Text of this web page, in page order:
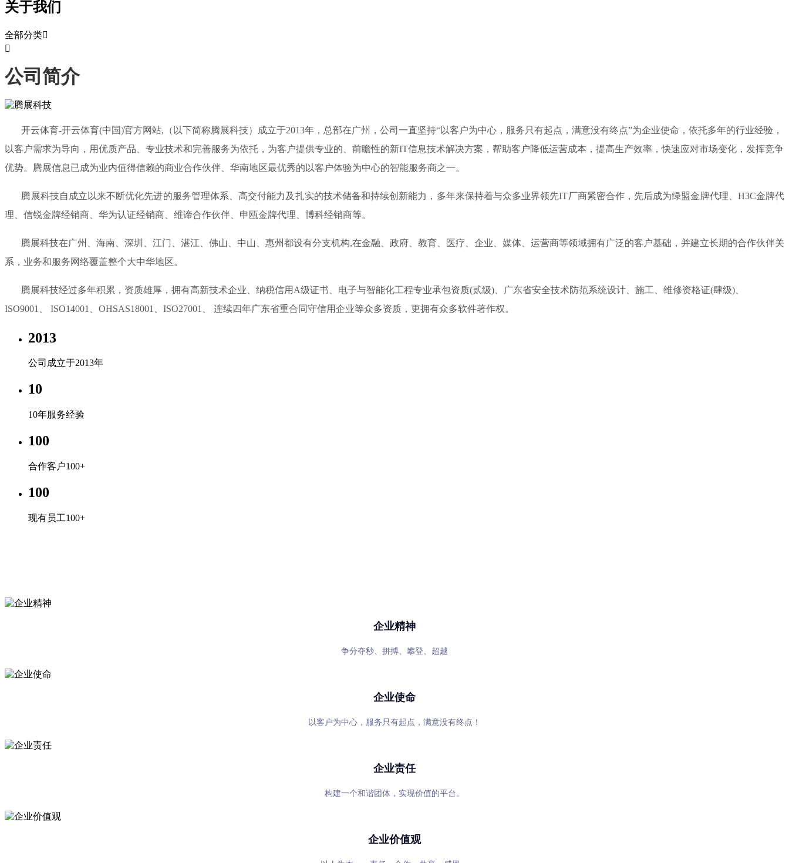
关于我们
全部分类

公司简介
开云体育-开云体育(中国)官方网站,（以下简称腾展科技）成立于2013年，总部在广州，公司一直坚持“以客户为中心，服务只有起点，满意没有终点”为企业使命，依托多年的行业经验，
以客户需求为导向，用优质产品、专业技术和完善服务为依托，为客户提供专业的、前瞻性的新IT信息技术解决方案，帮助客户降低运营成本，提高生产效率，快速应对市场变化，发挥竞争
优势。腾展信息已成为业内值得信赖的商业合作伙伴、华南地区最优秀的以客户体验为中心的智能服务商之一。
腾展科技自成立以来不断优化先进的服务管理体系、高交付能力及扎实的技术储备和持续创新能力，多年来保持着与众多业界领先IT厂商紧密合作，先后成为绿盟金牌代理、H3C金牌代
理、信锐金牌经销商、华为认证经销商、维谛合作伙伴、申瓯金牌代理、博科经销商等。
腾展科技在广州、海南、深圳、江门、湛江、佛山、中山、惠州都设有分支机构,在金融、政府、教育、医疗、企业、媒体、运营商等领域拥有广泛的客户基础，并建立长期的合作伙伴关
系，业务和服务网络覆盖整个大中华地区。
腾展科技经过多年积累，资质雄厚，拥有高新技术企业、纳税信用A级证书、电子与智能化工程专业承包资质(贰级)、广东省安全技术防范系统设计、施工、维修资格证(肆级)、
ISO9001、 ISO14001、OHSAS18001、ISO27001、 连续四年广东省重合同守信用企业等众多资质，更拥有众多软件著作权。
2013
公司成立于2013年
10
10年服务经验
100
合作客户100+
100
现有员工100+
企业精神
争分夺秒、拼搏、攀登、超越
企业使命
以客户为中心，服务只有起点，满意没有终点！
企业责任
构建一个和谐团体，实现价值的平台。
企业价值观